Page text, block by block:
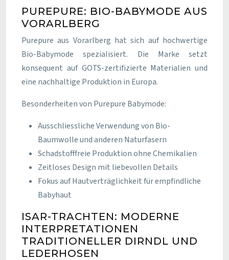
PUREPURE: BIO-BABYMODE AUS
VORARLBERG
Purepure aus Vorarlberg hat sich auf hochwertige
Bio-Babymode spezialisiert. Die Marke setzt
konsequent auf GOTS-zertifizierte Materialien und
eine nachhaltige Produktion in Europa.
Besonderheiten von Purepure Babymode:
Ausschliessliche Verwendung von Bio-
Baumwolle und anderen Naturfasern
Schadstofffreie Produktion ohne Chemikalien
Zeitloses Design mit liebevollen Details
Fokus auf Hautverträglichkeit für empfindliche
Babyhaut
ISAR-TRACHTEN: MODERNE
INTERPRETATIONEN
TRADITIONELLER DIRNDL UND
LEDERHOSEN